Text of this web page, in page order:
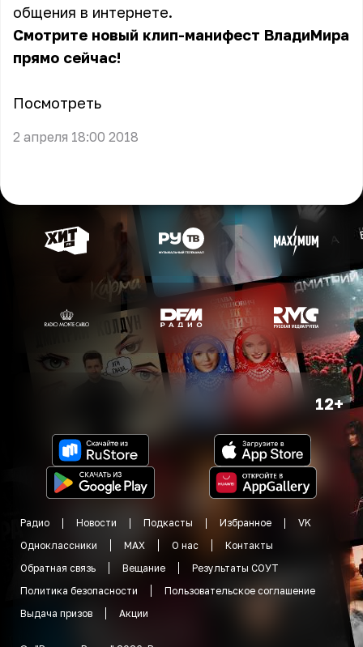
общения в интернете.
Смотрите новый клип-манифест ВладиМира
прямо сейчас!
Посмотреть
2 апреля 18:00 2018
12+
Радио Новости Подкасты Избранное
VK
Одноклассники
MAX О нас
Контакты
Обратная связь
Вещание
Результаты СОУТ
Политика безопасности
Пользовательское соглашение
Выдача призов
Акции